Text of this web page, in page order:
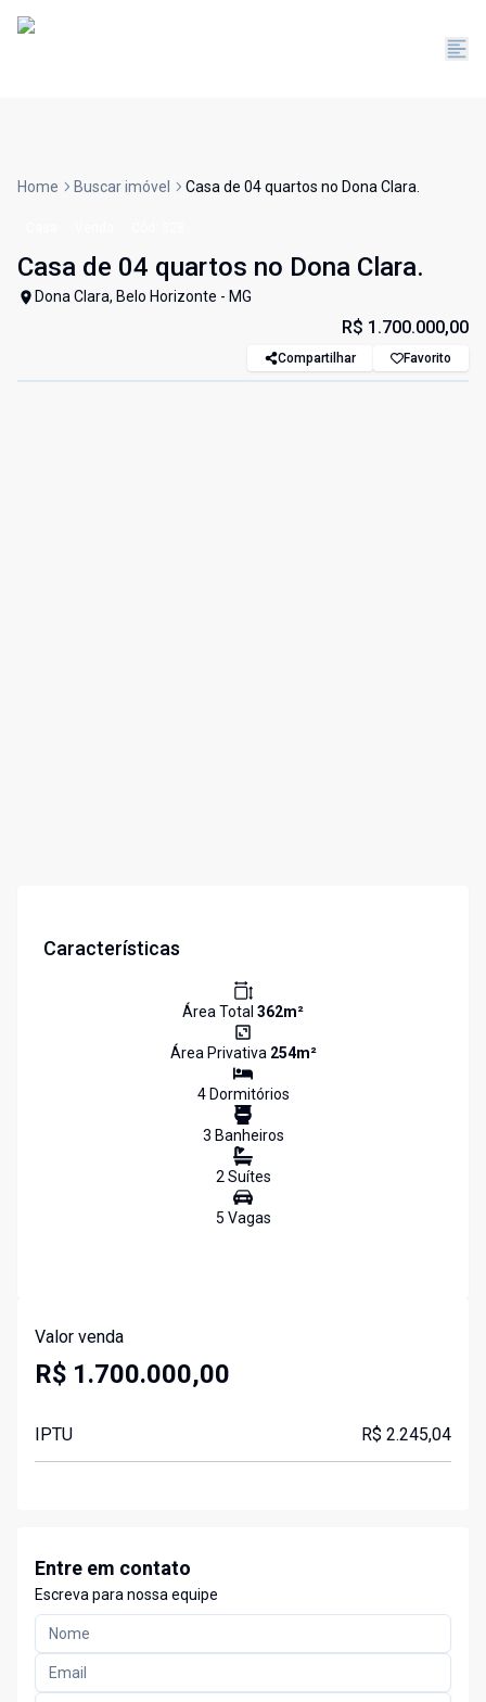
Home Buscar imóvel Casa de 04 quartos no Dona Clara.
Casa de 04 quartos no Dona Clara.
Dona Clara, Belo Horizonte - MG
R$ 1.700.000,00
Compartilhar Favorito
Características
Área Total 362m²
Área Privativa 254m²
4Dormitórios
3 Banheiros
2Suítes
5 Vagas
Valor venda
R$ 1.700.000,00
IPTU R$ 2.245,04
Entre em contato
Escreva para nossa equipe